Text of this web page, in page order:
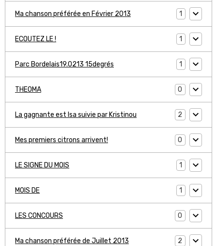
Ma chanson préférée en Février 2013 1
ECOUTEZ LE ! 1
Parc Bordelais19.0213 15degrés 1
THEOMA 0
La gagnante est Isa suivie par Kristinou 2
Mes premiers citrons arrivent! 0
LE SIGNE DU MOIS 1
MOIS DE 1
LES CONCOURS 0
Ma chanson préférée de Juillet 2013 2